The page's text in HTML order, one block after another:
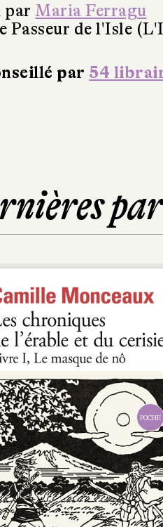
par Maria Ferragu
Passeur de l'Isle
par 54
POCHE